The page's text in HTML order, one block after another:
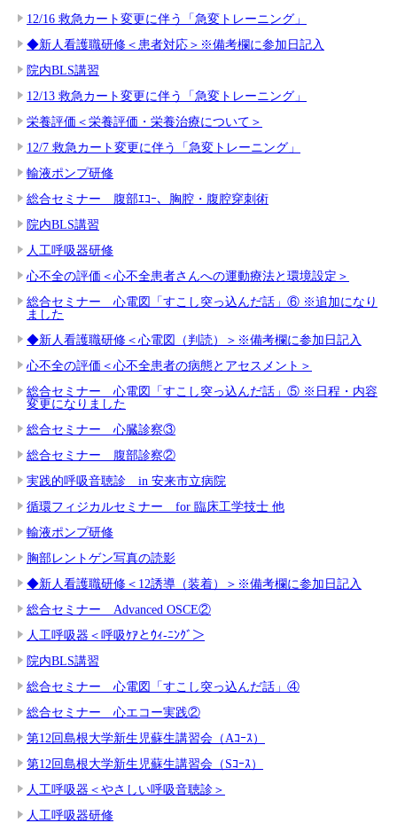
12/16 救急カート変更に伴う「急変トレーニング」
◆新人看護職研修＜患者対応＞※備考欄に参加日記入
院内BLS講習
12/13 救急カート変更に伴う「急変トレーニング」
栄養評価＜栄養評価・栄養治療について＞
12/7 救急カート変更に伴う「急変トレーニング」
輸液ポンプ研修
総合セミナー 腹部ｴｺｰ、胸腔・腹腔穿刺術
院内BLS講習
人工呼吸器研修
心不全の評価＜心不全患者さんへの運動療法と環境設定＞
総合セミナー 心電図「すこし突っ込んだ話」⑥ ※追加になり
ました
◆新人看護職研修＜心電図（判読）＞※備考欄に参加日記入
心不全の評価＜心不全患者の病態とアセスメント＞
総合セミナー 心電図「すこし突っ込んだ話」⑤ ※日程・内容
変更になりました
総合セミナー 心臓診察③
総合セミナー 腹部診察②
実践的呼吸音聴診 in 安来市立病院
循環フィジカルセミナー for 臨床工学技士 他
輸液ポンプ研修
胸部レントゲン写真の読影
◆新人看護職研修＜12誘導（装着）＞※備考欄に参加日記入
総合セミナー Advanced OSCE②
人工呼吸器＜呼吸ｹｱとｳｨ-ﾆﾝｸﾞ＞
院内BLS講習
総合セミナー 心電図「すこし突っ込んだ話」④
総合セミナー 心エコー実践②
第12回島根大学新生児蘇生講習会（Aｺｰｽ）
第12回島根大学新生児蘇生講習会（Sｺｰｽ）
人工呼吸器＜やさしい呼吸音聴診＞
人工呼吸器研修